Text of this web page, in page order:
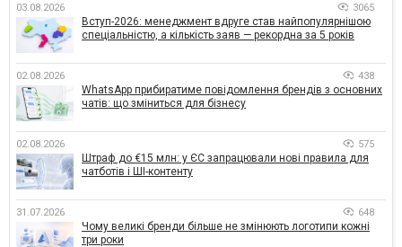
03.08.2026 3065
Вступ-2026: менеджмент вдруге став найпопулярнішою
спеціальністю, а кількість заяв — рекордна за 5 років
02.08.2026 438
WhatsApp прибиратиме повідомлення брендів з основних
чатів: що зміниться для бізнесу
02.08.2026 575
Штраф до €15 млн: у ЄС запрацювали нові правила для
чатботів і ШІ-контенту
31.07.2026 648
Чому великі бренди більше не змінюють логотипи кожні
три роки